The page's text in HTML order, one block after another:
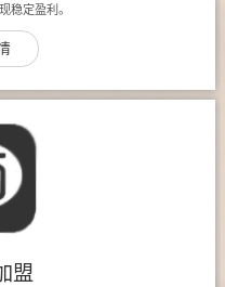
稳定盈利。
盟